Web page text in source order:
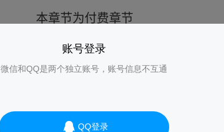
账号登录
微信和QQ是两个独立账号，账号信息不互通
QQ登录